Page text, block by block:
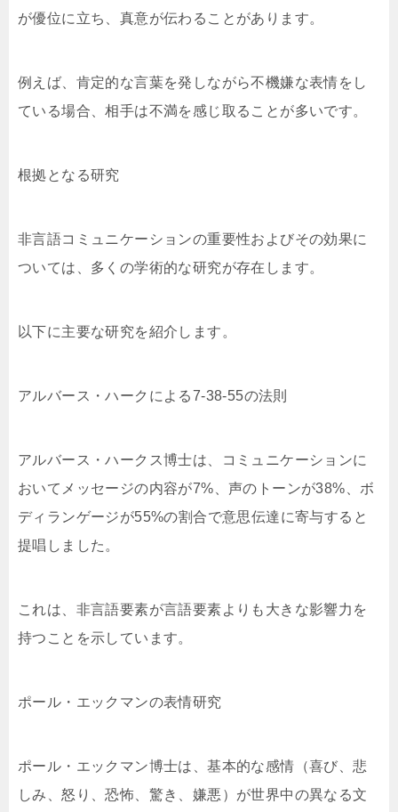
が優位に立ち、真意が伝わることがあります。
例えば、肯定的な言葉を発しながら不機嫌な表情をし
ている場合、相手は不満を感じ取ることが多いです。
根拠となる研究
非言語コミュニケーションの重要性およびその効果に
ついては、多くの学術的な研究が存在します。
以下に主要な研究を紹介します。
アルバース・ハークによる7-38-55の法則
アルバース・ハークス博士は、コミュニケーションに
おいてメッセージの内容が7%、声のトーンが38%、ボ
ディランゲージが55%の割合で意思伝達に寄与すると
提唱しました。
これは、非言語要素が言語要素よりも大きな影響力を
持つことを示しています。
ポール・エックマンの表情研究
ポール・エックマン博士は、基本的な感情（喜び、悲
しみ、怒り、恐怖、驚き、嫌悪）が世界中の異なる文